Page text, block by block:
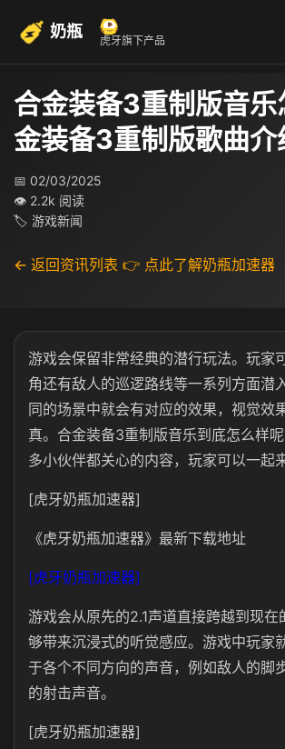
奶瓶 虎牙旗下产品
合金装备3重制版音乐
金装备3重制版歌曲介
📅 02/03/2025
👁 2.2k 阅读
🏷 游戏新闻
← 返回资讯列表 👉 点此了解奶瓶加速器
游戏会保留非常经典的潜行玩法。玩家
角还有敌人的巡逻路线等一系列方面潜
同的场景中就会有对应的效果，视觉效
真。合金装备3重制版音乐到底怎么样
多小伙伴都关心的内容，玩家可以一起
[虎牙奶瓶加速器]
《虎牙奶瓶加速器》最新下载地址
[虎牙奶瓶加速器]
游戏会从原先的2.1声道直接跨越到现在
够带来沉浸式的听觉感应。游戏中玩家
于各个不同方向的声音，例如敌人的脚
的射击声音。
[虎牙奶瓶加速器]